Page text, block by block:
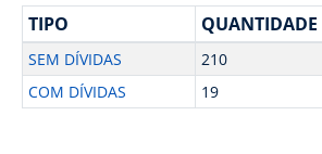
TIPO QUANTIDADE
SEM DÍVIDAS 210
COM DÍVIDAS
19